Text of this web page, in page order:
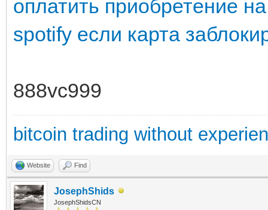
оплатить приобретение
spotify если карта
888vc999
bitcoin trading without
Website Find
JosephShids
JosephShidsCN